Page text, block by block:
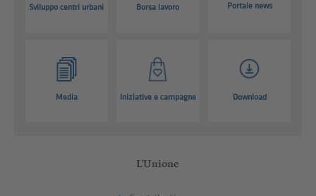
Sviluppo centri urbani Borsa lavoro Portale news
Media Iniziative e campagne Download
L'Unione